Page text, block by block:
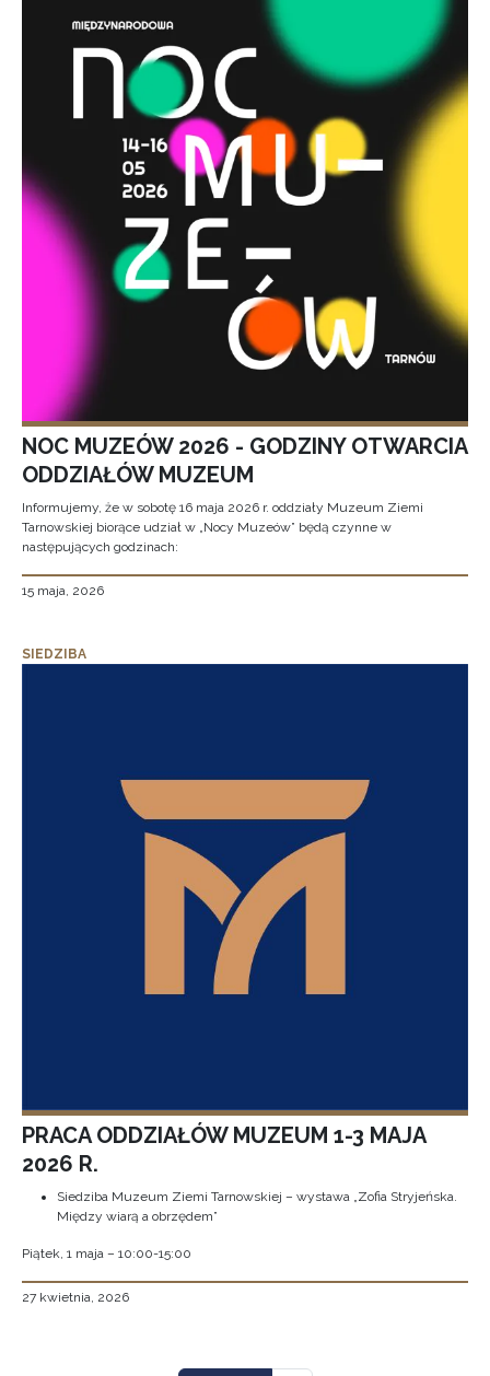
NOC MUZEÓW 2026 - GODZINY OTWARCIA
ODDZIAŁÓW MUZEUM
Informujemy, że w sobotę 16 maja 2026 r. oddziały Muzeum Ziemi
Tarnowskiej biorące udział w „Nocy Muzeów” będą czynne w
następujących godzinach:
15 maja, 2026
SIEDZIBA
PRACA ODDZIAŁÓW MUZEUM 1-3 MAJA
2026 R.
Siedziba Muzeum Ziemi Tarnowskiej – wystawa „Zofia Stryjeńska.
Między wiarą a obrzędem”
Piątek, 1 maja – 10:00-15:00
27 kwietnia, 2026